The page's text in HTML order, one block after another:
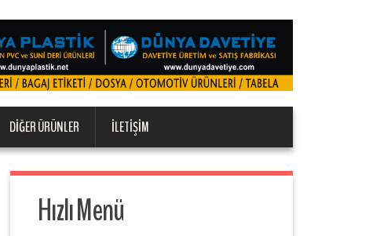
DIĞER ÜRÜNLER İLETIŞIM
Hızlı Menü